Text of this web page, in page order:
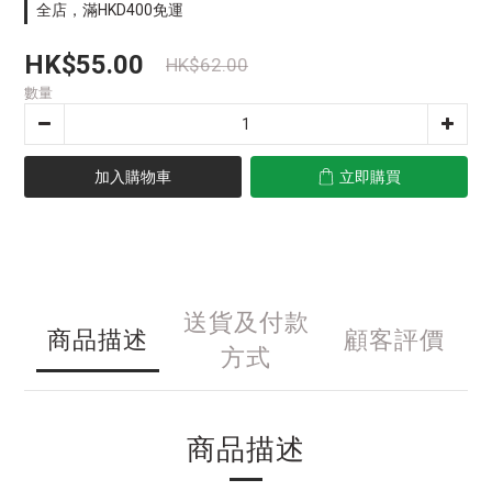
全店，滿HKD400免運
HK$55.00 HK$62.00
數量
加入購物車 立即購買
商品描述
送貨及付款
方式
顧客評價
商品描述